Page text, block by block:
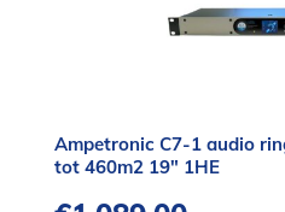
Ampetronic C7-1 audio
tot 460m2 19″ 1HE